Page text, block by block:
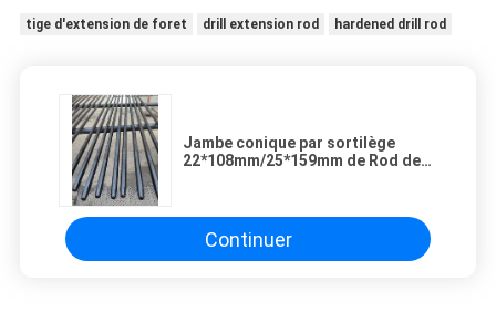
tige d'extension de foret drill extension rod hardened drill rod
Jambe conique par sortilège
22*108mm/25*159mm de Rod de
Continuer